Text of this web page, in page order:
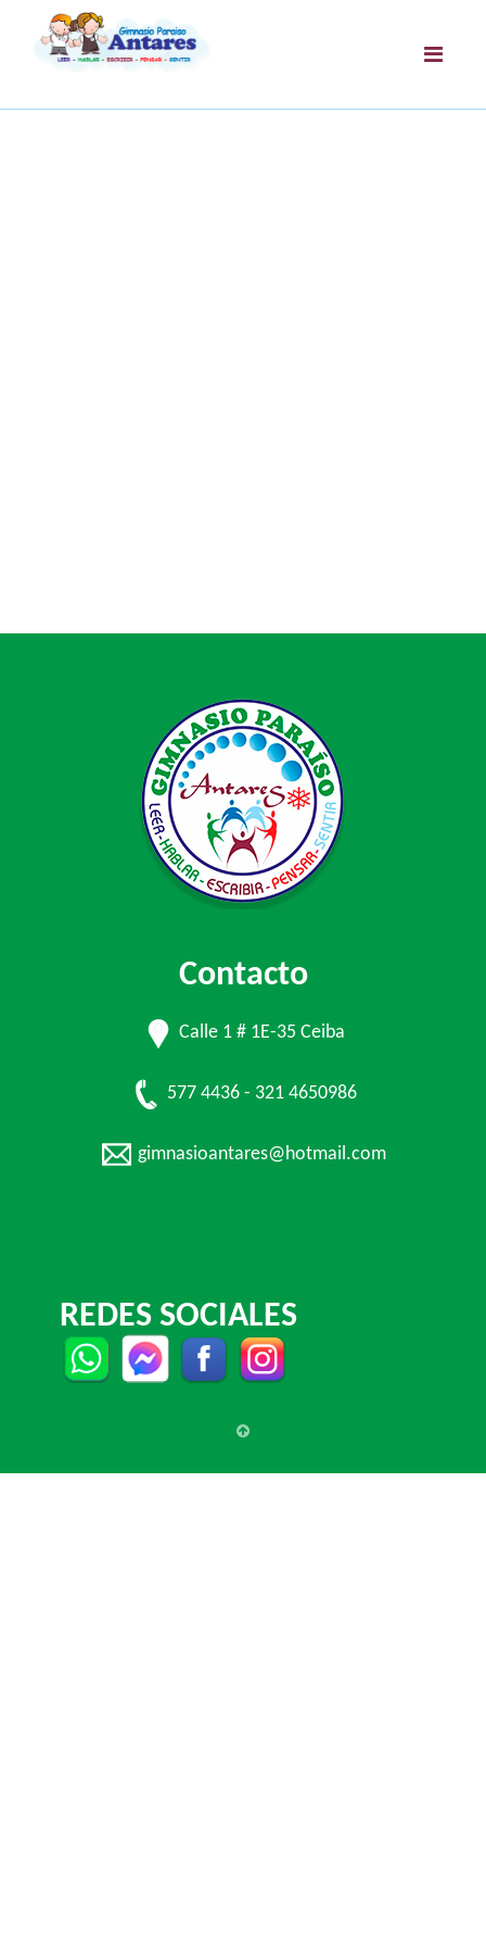
Contacto
Calle 1 # 1E-35 Ceiba
577 4436 - 321 4650986
gimnasioantares@hotmail.com
REDES SOCIALES